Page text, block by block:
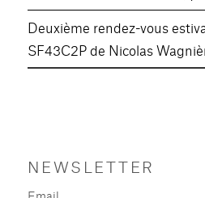
Deuxième rendez-vous
SF43C2P de Nicolas
NEWSLETTER